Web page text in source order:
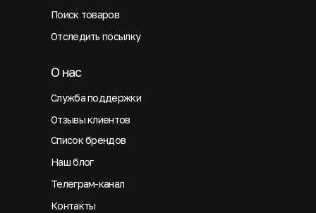
Поиск товаров
Отследить посылку
Служба поддержки
О нас
Отзывы клиентов
Список брендов
Наш блог
Телеграм-канал
Контакты